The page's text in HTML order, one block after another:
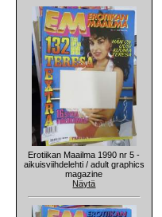
Erotiikan Maailma 1990 nr 5 -
aikuisviihdelehti / adult graphics
magazine
Näytä